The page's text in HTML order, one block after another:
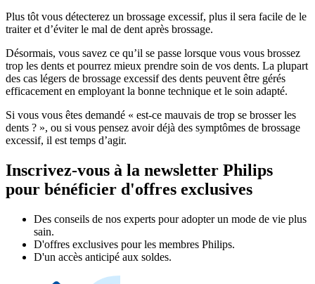
Plus tôt vous détecterez un brossage excessif, plus il sera facile de le
traiter et d’éviter le mal de dent après brossage.
Désormais, vous savez ce qu’il se passe lorsque vous vous brossez
trop les dents et pourrez mieux prendre soin de vos dents. La plupart
des cas légers de brossage excessif des dents peuvent être gérés
efficacement en employant la bonne technique et le soin adapté.
Si vous vous êtes demandé « est-ce mauvais de trop se brosser les
dents ? », ou si vous pensez avoir déjà des symptômes de brossage
excessif, il est temps d’agir.
Inscrivez-vous à la newsletter Philips
pour bénéficier d'offres exclusives
Des conseils de nos experts pour adopter un mode de vie plus
sain.
D'offres exclusives pour les membres Philips.
D'un accès anticipé aux soldes.